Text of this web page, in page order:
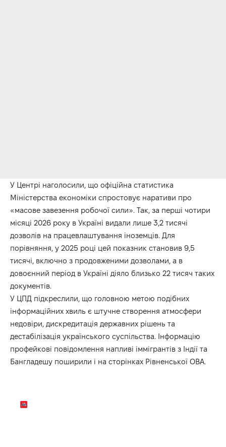
У Центрі наголосили, що офіційна статистика
Міністерства економіки спростовує наративи про
«масове завезення робочої сили». Так, за перші чотири
місяці 2026 року в Україні видали лише 3,2 тисячі
дозволів на працевлаштування іноземців. Для
порівняння, у 2025 році цей показник становив 9,5
тисячі, включно з продовженими дозволами, а в
довоєнний період в Україні діяло близько 22 тисяч таких
документів.
У ЦПД підкреслили, що головною метою подібних
інформаційних хвиль є штучне створення атмосфери
недовіри, дискредитація державних рішень та
дестабілізація українського суспільства. Інформацію
профейкові повідомлення напливі іммігрантів з Індії та
Бангладешу поширили і на сторінках Рівненської ОВА.